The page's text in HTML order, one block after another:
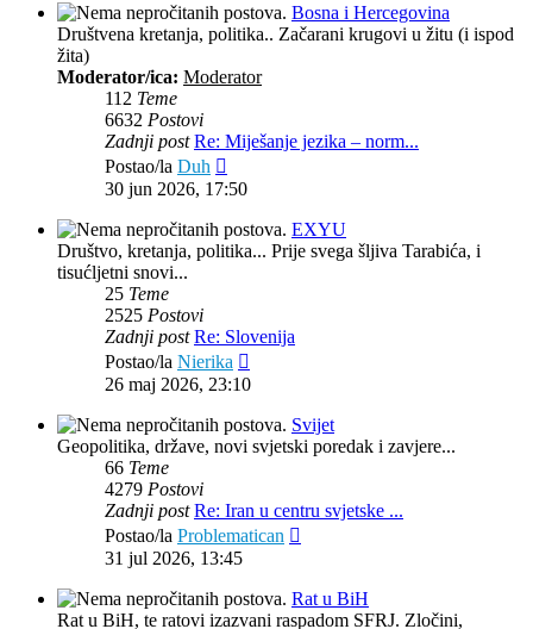
Bosna i Hercegovina
Društvena kretanja, politika.. Začarani krugovi u žitu (i ispod
žita)
Moderator/ica: Moderator
112 Teme
6632 Postovi
Zadnji post Re: Miješanje jezika – norm...
Postao/la Duh
post
30 jun 2026, 17:50
EXYU
Društvo, kretanja, politika... Prije svega šljiva Tarabića, i
tisućljetni snovi...
25 Teme
2525 Postovi
Zadnji post Re: Slovenija
Postao/la Nierika
post
26 maj 2026, 23:10
Svijet
Geopolitika, države, novi svjetski poredak i zavjere...
66 Teme
4279 Postovi
Zadnji post Re: Iran u centru svjetske ...
Postao/la Problematican
31 jul 2026, 13:45
Rat u BiH
Rat u BiH, te ratovi izazvani raspadom SFRJ. Zločini,